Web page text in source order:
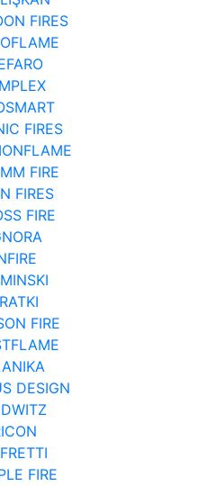
FIRES
FIRES
FIRE
FIRES
FIRE
FIRE
DESIGN
FIRE